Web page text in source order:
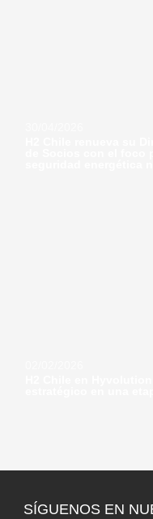
SÍGUENOS EN